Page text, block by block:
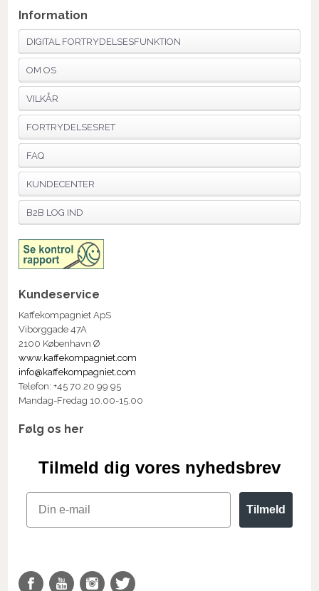
Information
DIGITAL FORTRYDELSESFUNKTION
OM OS
VILKÅR
FORTRYDELSESRET
FAQ
KUNDECENTER
B2B LOG IND
Kundeservice
Kaffekompagniet ApS
Viborggade 47A
2100 København Ø
www.kaffekompagniet.com
info@kaffekompagniet.com
Telefon: +45 70 20 99 95
Mandag-Fredag 10.00-15.00
Følg os her
Tilmeld dig vores nyhedsbrev
Email
Tilmeld